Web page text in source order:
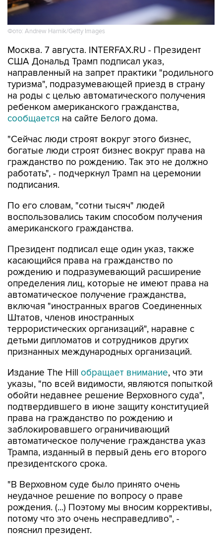
Фото: Andrew Harnik/Getty Images
Москва. 7 августа. INTERFAX.RU - Президент
США Дональд Трамп подписал указ,
направленный на запрет практики "родильного
туризма", подразумевающей приезд в страну
на роды с целью автоматического получения
ребенком американского гражданства,
сообщается на сайте Белого дома.
"Сейчас люди строят вокруг этого бизнес,
богатые люди строят бизнес вокруг права на
гражданство по рождению. Так это не должно
работать", - подчеркнул Трамп на церемонии
подписания.
По его словам, "сотни тысяч" людей
воспользовались таким способом получения
американского гражданства.
Президент подписал еще один указ, также
касающийся права на гражданство по
рождению и подразумевающий расширение
определения лиц, которые не имеют права на
автоматическое получение гражданства,
включая "иностранных врагов Соединенных
Штатов, членов иностранных
террористических организаций", наравне с
детьми дипломатов и сотрудников других
признанных международных организаций.
Издание The Hill обращает внимание, что эти
указы, "по всей видимости, являются попыткой
обойти недавнее решение Верховного суда",
подтвердившего в июне защиту конституцией
права на гражданство по рождению и
заблокировавшего ограничивающий
автоматическое получение гражданства указ
Трампа, изданный в первый день его второго
президентского срока.
"В Верховном суде было принято очень
неудачное решение по вопросу о праве
рождения. (...) Поэтому мы вносим коррективы,
потому что это очень несправедливо", -
пояснил президент.